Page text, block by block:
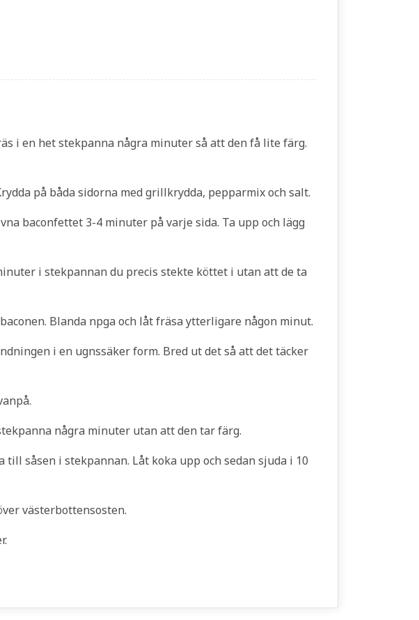
i en het stekpanna några minuter så att den få lite färg.
på båda sidorna med grillkrydda, pepparmix och salt.
baconfettet 3-4 minuter på varje sida. Ta upp och lägg
i stekpannan du precis stekte köttet i utan att de ta
Blanda npga och låt fräsa ytterligare någon minut.
i en ugnssäker form. Bred ut det så att det täcker
några minuter utan att den tar färg.
såsen i stekpannan. Låt koka upp och sedan sjuda i 10
västerbottensosten.